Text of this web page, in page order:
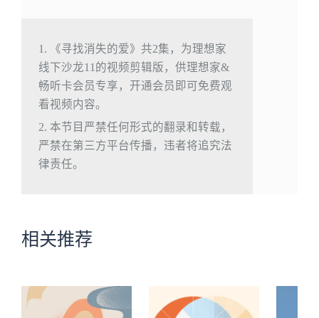
1. 《寻找消失的爱》共2集，为理想家
线下沙龙11的视频剪辑版，供理想家&
畅听卡会员专享，开通会员即可免费观
看视频内容。
2. 本节目严禁任何形式的翻录和转载，
严禁在第三方平台传播，违者将追究法
律责任。
相关推荐